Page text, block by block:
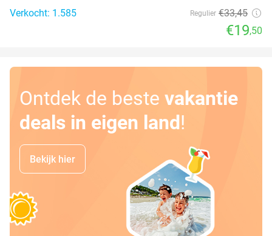
Verkocht: 1.585
Regulier €33,45
€19,50
Ontdek de beste vakantie
deals in eigen land!
Bekijk hier